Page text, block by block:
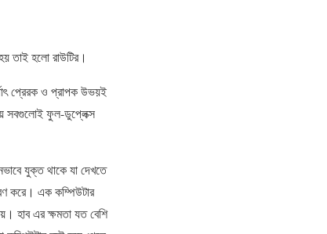
তাই হলো রাউটির।
প্রেরক ও প্রাপক উভয়ই
সবগুলোই ফুল-ডুপ্লেক্স
যুক্ত থাকে যা দেখতে
করে। এক কম্পিউটার
হাব এর ক্ষমতা যত বেশি